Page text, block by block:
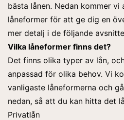
bästa lånen. Nedan kommer
låneformer för att ge dig en
mer detalj i de följande
Vilka låneformer finns det?
Det finns olika typer av lån,
anpassad för olika behov. Vi
vanligaste låneformerna och
nedan, så att du kan hitta det
Privatlån